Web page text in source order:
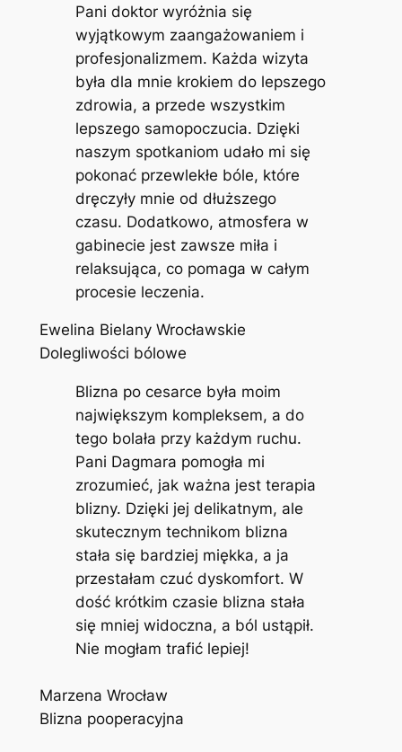
Pani doktor wyróżnia się
wyjątkowym zaangażowaniem i
profesjonalizmem. Każda wizyta
była dla mnie krokiem do lepszego
zdrowia, a przede wszystkim
lepszego samopoczucia. Dzięki
naszym spotkaniom udało mi się
pokonać przewlekłe bóle, które
dręczyły mnie od dłuższego
czasu. Dodatkowo, atmosfera w
gabinecie jest zawsze miła i
relaksująca, co pomaga w całym
procesie leczenia.
Ewelina Bielany Wrocławskie
Dolegliwości bólowe
Blizna po cesarce była moim
największym kompleksem, a do
tego bolała przy każdym ruchu.
Pani Dagmara pomogła mi
zrozumieć, jak ważna jest terapia
blizny. Dzięki jej delikatnym, ale
skutecznym technikom blizna
stała się bardziej miękka, a ja
przestałam czuć dyskomfort. W
dość krótkim czasie blizna stała
się mniej widoczna, a ból ustąpił.
Nie mogłam trafić lepiej!
Marzena Wrocław
Blizna pooperacyjna